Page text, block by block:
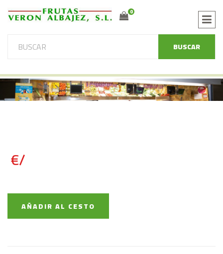
0
BUSCAR
€/
AÑADIR AL CESTO